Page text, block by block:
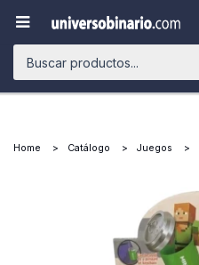

Home Catálogo Juegos